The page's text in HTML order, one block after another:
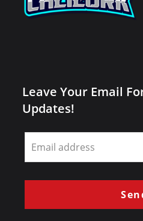
Leave Your Email
Updates!
Leave
this
field
blank